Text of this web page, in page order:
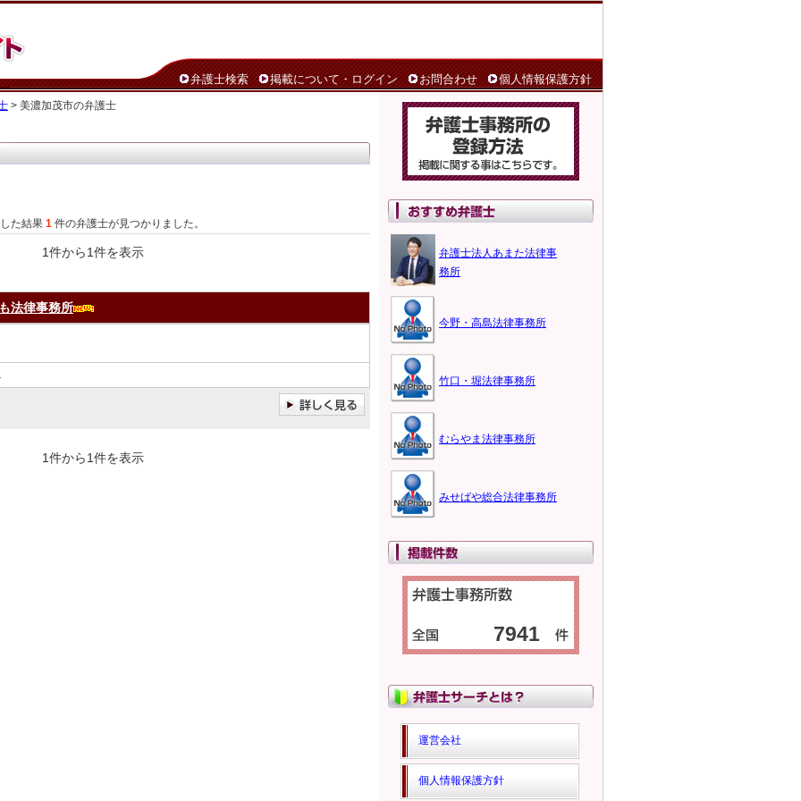
弁護士検索 掲載について・ログイン お問合わせ 個人情報保護方針
> 美濃加茂市の弁護士
た結果 1 件の弁護士が見つかりました。
1件から1件を表示
法律事務所
1件から1件を表示
弁護士法人あまた法律事
務所
今野・高島法律事務所
竹口・堀法律事務所
むらやま法律事務所
みせばや総合法律事務所
7941
運営会社
個人情報保護方針